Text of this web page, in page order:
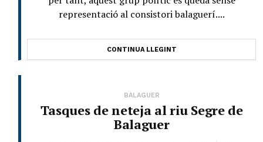
representació al consistori balaguerí....
CONTINUA LLEGINT
BALAGUER
Tasques de neteja al riu Segre de
Balaguer